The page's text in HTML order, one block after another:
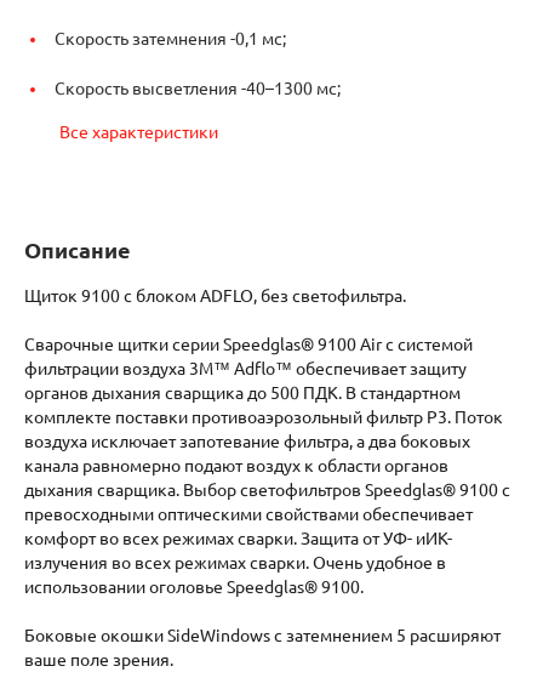
Скорость затемнения -0,1 мс;
Скорость высветления -40–1300 мс;
Все характеристики
Описание
Щиток 9100 c блоком ADFLO, без светофильтра.
Сварочные щитки серии Speedglas® 9100 Air с системой
фильтрации воздуха 3M™ Adflo™ обеспечивает защиту
органов дыхания сварщика до 500 ПДК. В стандартном
комплекте поставки противоаэрозольный фильтр Р3. Поток
воздуха исключает запотевание фильтра, а два боковых
канала равномерно подают воздух к области органов
дыхания сварщика. Выбор светофильтров Speedglas® 9100 с
превосходными оптическими свойствами обеспечивает
комфорт во всех режимах сварки. Защита от УФ- иИК-
излучения во всех режимах сварки. Очень удобное в
использовании оголовье Speedglas® 9100.
Боковые окошки SideWindows с затемнением 5 расширяют
ваше поле зрения.